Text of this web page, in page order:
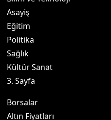
Asayiş
Eğitim
Politika
Sağlık
Kültür Sanat
3. Sayfa
Borsalar
Altın Fiyatları